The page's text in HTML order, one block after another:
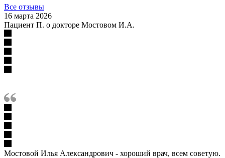
Все отзывы
16 марта 2026
Пациент П. о докторе Мостовом И.А.
Мостовой Илья Александрович - хороший врач, всем советую.